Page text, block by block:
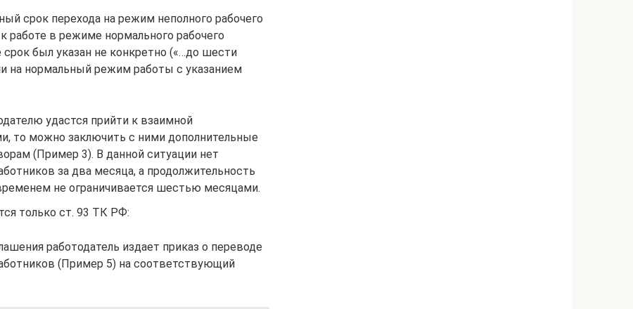
срок перехода на режим неполного рабочего
работе в режиме нормального рабочего
был указан не конкретно («…до шести
на нормальный режим работы с указанием
удастся прийти к взаимной
то можно заключить с ними дополнительные
(Пример 3). В данной ситуации нет
за два месяца, а продолжительность
не ограничивается шестью месяцами.
только ст. 93 ТК РФ:
работодатель издает приказ о переводе
(Пример 5) на соответствующий